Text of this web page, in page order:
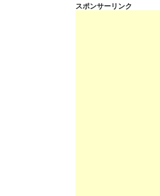
スポンサーリンク